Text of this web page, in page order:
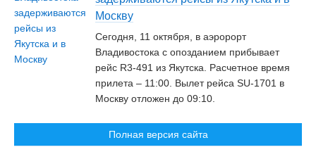
Москву
Сегодня, 11 октября, в аэророрт
Владивостока с опозданием прибывает
рейс R3-491 из Якутска. Расчетное время
прилета – 11:00. Вылет рейса SU-1701 в
Москву отложен до 09:10.
Полная версия сайта